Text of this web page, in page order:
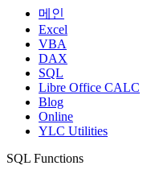
메인
Excel
VBA
DAX
SQL
Libre Office CALC
Blog
Online
YLC Utilities
SQL Functions